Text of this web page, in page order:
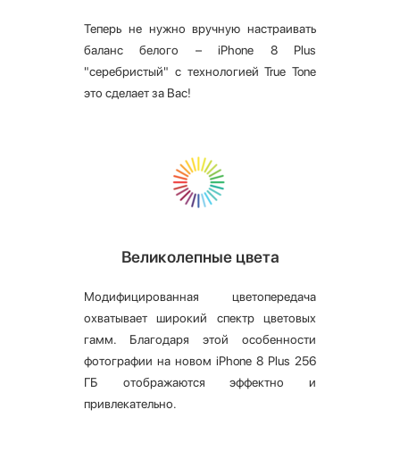
Теперь не нужно вручную настраивать
баланс белого – iPhone 8 Plus
"серебристый" с технологией True Tone
это сделает за Вас!
Великолепные цвета
Модифицированная цветопередача
охватывает широкий спектр цветовых
гамм. Благодаря этой особенности
фотографии на новом iPhone 8 Plus 256
ГБ отображаются эффектно и
привлекательно.